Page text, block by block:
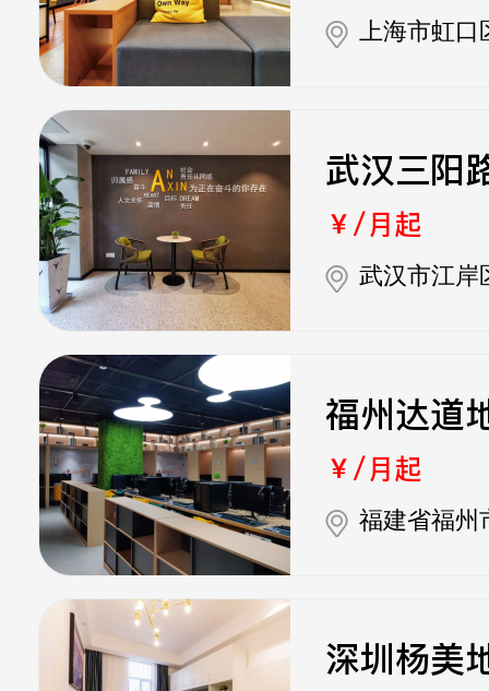
上海市虹口
武汉三阳
￥/月起
武汉市江岸
福州达道
￥/月起
福建省福州
深圳杨美